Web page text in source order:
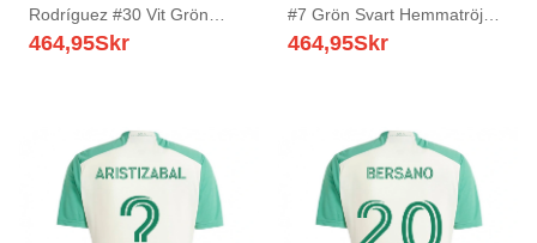
Rodríguez #30 Vit Grön
Bortatröja Matchtröjor
464,95Skr
#7 Grön Svart Hemmatröja
Matchtröjor 2025/26 Tröjor
464,95Skr